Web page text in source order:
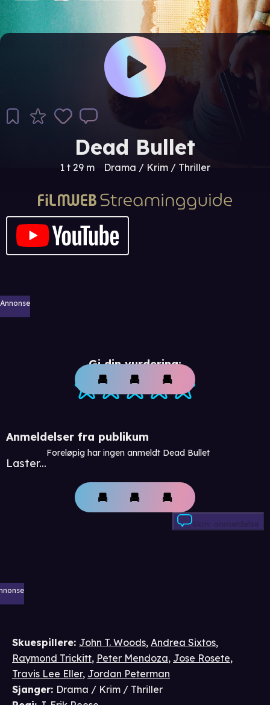
Dead Bullet
1 t 29 m Drama / Krim / Thriller
Annonse
Gi din vurdering:
Anmeldelser fra publikum
Laster...
Foreløpig har ingen anmeldt Dead Bullet
Skriv anmeldelse
Skuespillere: John T. Woods, Andrea Sixtos,
Raymond Trickitt, Peter Mendoza, Jose Rosete,
Travis Lee Eller, Jordan Peterman
Sjanger: Drama / Krim / Thriller